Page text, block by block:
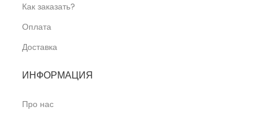
Как заказать?
Оплата
Доставка
ИНФОРМАЦИЯ
Про нас